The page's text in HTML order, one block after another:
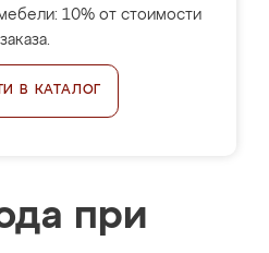
10% от стоимости
заказа.
В КАТАЛОГ
при